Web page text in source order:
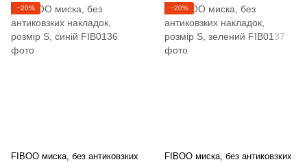
−20%
FIBOO миска, без антиковзких
−20%
FIBOO миска, без антиковзких